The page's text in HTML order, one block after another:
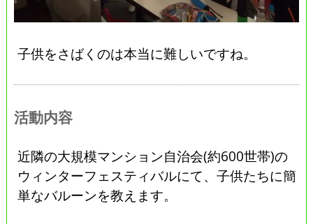
子供をさばくのは本当に難しいですね。
活動内容
近隣の大規模マンション自治会(約600世帯)の
ウィンターフェスティバルにて、子供たちに簡
単なバルーンを教えます。